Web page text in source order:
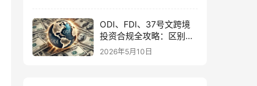
ODI、FDI、37号文跨境
投资合规全攻略：区别、
备案流程与政策详解（附
2026年5月10日